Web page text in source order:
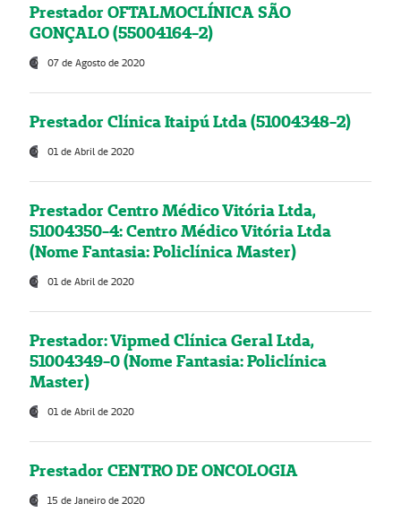
Prestador OFTALMOCLÍNICA SÃO
GONÇALO (55004164-2)
07 de Agosto de 2020
Prestador Clínica Itaipú Ltda (51004348-2)
01 de Abril de 2020
Prestador Centro Médico Vitória Ltda,
51004350-4: Centro Médico Vitória Ltda
(Nome Fantasia: Policlínica Master)
01 de Abril de 2020
Prestador: Vipmed Clínica Geral Ltda,
51004349-0 (Nome Fantasia: Policlínica
Master)
01 de Abril de 2020
Prestador CENTRO DE ONCOLOGIA
15 de Janeiro de 2020